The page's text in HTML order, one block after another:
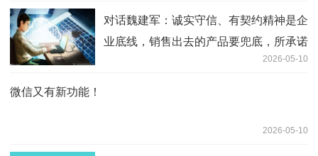
对话魏建军：诚实守信、有契约精神是企
业底线，销售出去的产品要兜底，所承诺
2026-05-10
微信又有新功能！
2026-05-10